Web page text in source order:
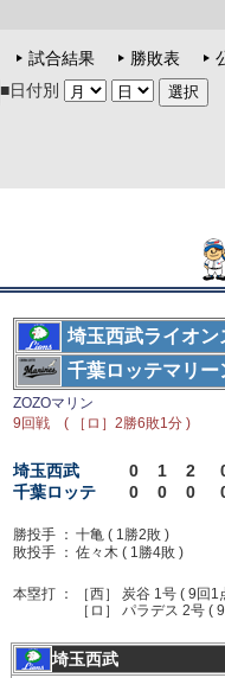
試合結果 勝敗表
■日付別
埼玉西武ライオン
千葉ロッテマリー
ZOZOマリン
9回戦 ( ［ロ］2勝6敗1分 )
埼玉西武 0 1 2
千葉ロッテ
0 0 0
勝投手 ： 十亀 ( 1勝2敗 )
敗投手 ： 佐々木 ( 1勝4敗 )
本塁打 ：
［西］ 炭谷 1号 ( 9回1
［ロ］ パラデス 2号 (
埼玉西武